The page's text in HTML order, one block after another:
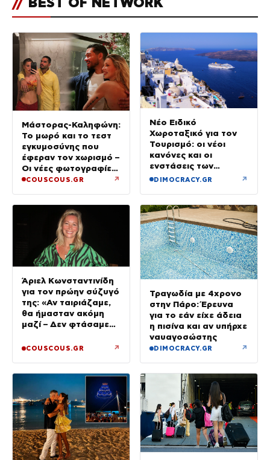
Μάστορας-Καληφώνη:
Το μωρό και το τεστ
εγκυμοσύνης που
έφεραν τον χωρισμό –
Οι νέες φωτογραφίες
από την Πάρο χωρίς
COUSCOUS.GR ↗
Νέο Ειδικό
Χωροταξικό για τον
Τουρισμό: οι νέοι
κανόνες και οι
ενστάσεις των
ξενοδόχων
DIMOCRACY.GR ↗
Άριελ Κωνσταντινίδη
για τον πρώην σύζυγό
της: «Αν ταιριάζαμε,
θα ήμασταν ακόμη
μαζί – Δεν φτάσαμε
COUSCOUS.GR ↗
Τραγωδία με 4χρονο
στην Πάρο: Έρευνα
για το εάν είχε άδεια
η πισίνα και αν υπήρχε
ναυαγοσώστης
DIMOCRACY.GR ↗